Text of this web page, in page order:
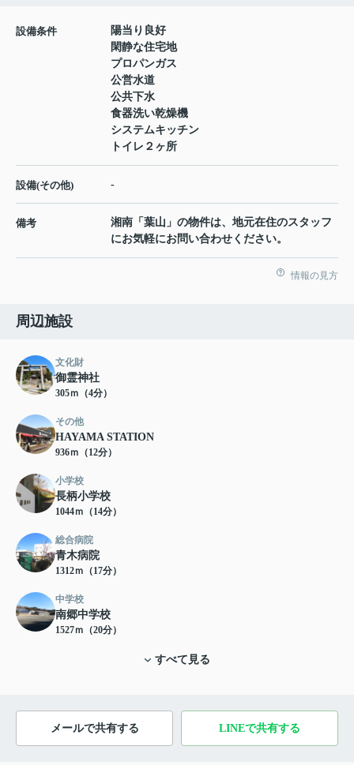
設備条件
陽当り良好
閑静な住宅地
プロパンガス
公営水道
公共下水
食器洗い乾燥機
システムキッチン
トイレ２ヶ所
設備(その他) -
備考
湘南「葉山」の物件は、地元在住のスタッフ
にお気軽にお問い合わせください。
情報の見方
周辺施設
文化財
御霊神社
305ｍ（4分）
その他
HAYAMA STATION
936ｍ（12分）
小学校
長柄小学校
1044ｍ（14分）
総合病院
青木病院
1312ｍ（17分）
中学校
南郷中学校
1527ｍ（20分）
すべて見る
メールで共有する LINEで共有する